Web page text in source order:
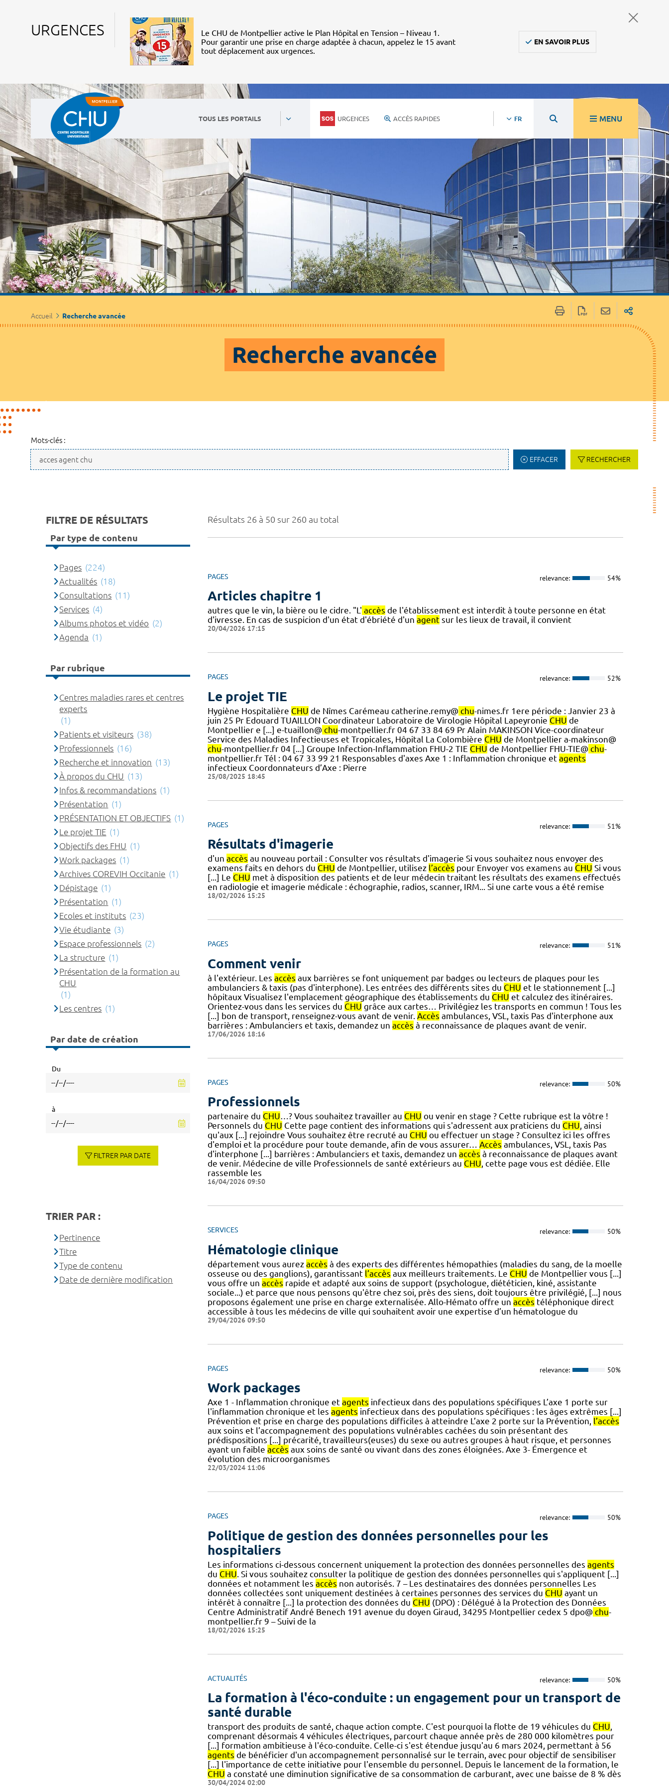
URGENCES
Le CHU de Montpellier active le Plan Hôpital en Tension – Niveau 1.
Pour garantir une prise en charge adaptée à chacun, appelez le 15 avant
tout déplacement aux urgences.
EN SAVOIR PLUS
TOUS LES PORTAILS URGENCES ACCÈS RAPIDES FR MENU
Accueil Recherche avancée
Recherche avancée
Mots-clés :
EFFACER RECHERCHER
Résultats 26 à 50 sur 260 au total
PAGES relevance: 54%
Articles chapitre 1
autres que le vin, la bière ou le cidre. "L' accès de l'établissement est interdit à toute personne en état
d'ivresse. En cas de suspicion d'un état d'ébriété d'un agentsur les lieux de travail, il convient
20/04/2026 17:15
PAGES relevance: 52%
Le projet TIE
Hygiène Hospitalière CHU de Nîmes Carémeau catherine.remy@ chu-nimes.fr 1ere période : Janvier 23 à
juin 25 Pr Edouard TUAILLON Coordinateur Laboratoire de Virologie Hôpital Lapeyronie CHU de
Montpellier e [...] e-tuaillon@ chu-montpellier.fr 04 67 33 84 69 Pr Alain MAKINSON Vice-coordinateur
Service des Maladies Infectieuses et Tropicales, Hôpital La Colombière CHU de Montpellier a-makinson@
chu-montpellier.fr 04 [...] Groupe Infection-Inflammation FHU-2 TIE CHU de Montpellier FHU-TIE@ chu-
montpellier.fr Tél : 04 67 33 99 21 Responsables d'axes Axe 1 : Inflammation chronique et agents
infectieux Coordonnateurs d’Axe : Pierre
25/08/2025 18:45
PAGES relevance: 51%
Résultats d'imagerie
d'un accès au nouveau portail : Consulter vos résultats d'imagerie Si vous souhaitez nous envoyer des
examens faits en dehors du CHU de Montpellier, utilisez l’accès pour Envoyer vos examens au CHU Si vous
[...] Le CHU met à disposition des patients et de leur médecin traitant les résultats des examens effectués
en radiologie et imagerie médicale : échographie, radios, scanner, IRM... Si une carte vous a été remise
18/02/2026 15:25
PAGES relevance: 51%
Comment venir
à l'extérieur. Les accès aux barrières se font uniquement par badges ou lecteurs de plaques pour les
ambulanciers & taxis (pas d'interphone). Les entrées des différents sites du CHU et le stationnement [...]
hôpitaux Visualisez l'emplacement géographique des établissements du CHU et calculez des itinéraires.
Orientez-vous dans les services du CHU grâce aux cartes… Privilégiez les transports en commun ! Tous les
[...] bon de transport, renseignez-vous avant de venir. Accès ambulances, VSL, taxis Pas d'interphone aux
barrières : Ambulanciers et taxis, demandez un accès à reconnaissance de plaques avant de venir.
17/06/2026 18:16
PAGES relevance: 50%
Professionnels
partenaire du CHU…? Vous souhaitez travailler au CHU ou venir en stage ? Cette rubrique est la vôtre !
Personnels du CHU Cette page contient des informations qui s'adressent aux praticiens du CHU, ainsi
qu'aux [...] rejoindre Vous souhaitez être recruté au CHU ou effectuer un stage ? Consultez ici les offres
d'emploi et la procédure pour toute demande, afin de vous assurer… Accès ambulances, VSL, taxis Pas
d'interphone [...] barrières : Ambulanciers et taxis, demandez un accès à reconnaissance de plaques avant
de venir. Médecine de ville Professionnels de santé extérieurs au CHU, cette page vous est dédiée. Elle
rassemble les
16/04/2026 09:50
SERVICES relevance: 50%
Hématologie clinique
département vous aurez accès à des experts des différentes hémopathies (maladies du sang, de la moelle
osseuse ou des ganglions), garantissant l’accès aux meilleurs traitements. Le CHU de Montpellier vous [...]
vous offre un accès rapide et adapté aux soins de support (psychologue, diététicien, kiné, assistante
sociale...) et parce que nous pensons qu'être chez soi, près des siens, doit toujours être privilégié, [...] nous
proposons également une prise en charge externalisée. Allo-Hémato offre un accès téléphonique direct
accessible à tous les médecins de ville qui souhaitent avoir une expertise d’un hématologue du
29/04/2026 09:50
PAGES relevance: 50%
Work packages
Axe 1 - Inflammation chronique et agents infectieux dans des populations spécifiques L’axe 1 porte sur
l'inflammation chronique et les agents infectieux dans des populations spécifiques : les âges extrêmes [...]
Prévention et prise en charge des populations difficiles à atteindre L’axe 2 porte sur la Prévention, l’accès
aux soins et l’accompagnement des populations vulnérables cachées du soin présentant des
prédispositions [...] précarité, travailleurs(euses) du sexe ou autres groupes à haut risque, et personnes
ayant un faible accès aux soins de santé ou vivant dans des zones éloignées. Axe 3- Émergence et
évolution des microorganismes
22/03/2024 11:06
PAGES relevance: 50%
Politique de gestion des données personnelles pour les
hospitaliers
Les informations ci-dessous concernent uniquement la protection des données personnelles des agents
du CHU. Si vous souhaitez consulter la politique de gestion des données personnelles qui s'appliquent [...]
données et notamment les accès non autorisés. 7 – Les destinataires des données personnelles Les
données collectées sont uniquement destinées à certaines personnes des services du CHU ayant un
intérêt à connaître [...] la protection des données du CHU (DPO) : Délégué à la Protection des Données
Centre Administratif André Benech 191 avenue du doyen Giraud, 34295 Montpellier cedex 5 dpo@ chu-
montpellier.fr 9 – Suivi de la
18/02/2026 15:25
ACTUALITÉS relevance: 50%
La formation à l'éco-conduite : un engagement pour un transport de
santé durable
transport des produits de santé, chaque action compte. C'est pourquoi la flotte de 19 véhicules du CHU,
comprenant désormais 4 véhicules électriques, parcourt chaque année près de 280 000 kilomètres pour
[...] formation ambitieuse à l'éco-conduite. Celle-ci s'est étendue jusqu'au 6 mars 2024, permettant à 56
agents de bénéficier d'un accompagnement personnalisé sur le terrain, avec pour objectif de sensibiliser
[...] l'importance de cette initiative pour l'ensemble du personnel. Depuis le lancement de la formation, le
CHU a constaté une diminution significative de sa consommation de carburant, avec une baisse de 8 % dès
30/04/2024 02:00
FILTRE DE RÉSULTATS
Par type de contenu
Pages (224)
Actualités (18)
Consultations (11)
Services (4)
Albums photos et vidéo (2)
Agenda (1)
Par rubrique
Centres maladies rares et centres
experts
(1)
Patients et visiteurs (38)
Professionnels (16)
Recherche et innovation (13)
À propos du CHU (13)
Infos & recommandations (1)
Présentation (1)
PRÉSENTATION ET OBJECTIFS (1)
Le projet TIE (1)
Objectifs des FHU (1)
Work packages (1)
Archives COREVIH Occitanie (1)
Dépistage (1)
Présentation (1)
Ecoles et instituts (23)
Vie étudiante (3)
Espace professionnels (2)
La structure (1)
Présentation de la formation au
CHU
(1)
Les centres (1)
Par date de création
Du
à
FILTRER PAR DATE
TRIER PAR :
Pertinence
Titre
Type de contenu
Date de dernière modification